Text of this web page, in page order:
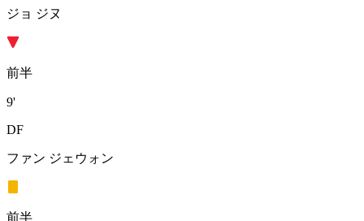
ジョ ジヌ
前半
9'
DF
ファン ジェウォン
前半